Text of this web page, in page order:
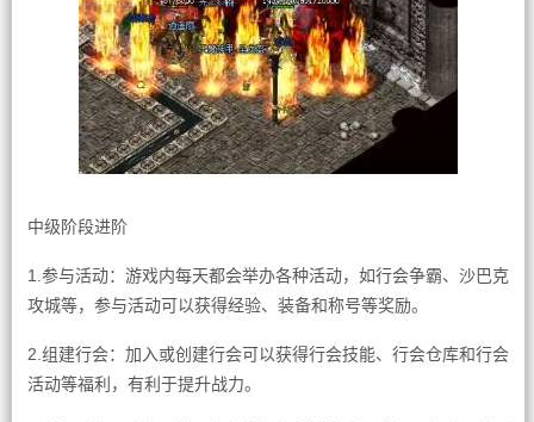
中级阶段进阶
1.参与活动：游戏内每天都会举办各种活动，如行会争霸、沙巴克
攻城等，参与活动可以获得经验、装备和称号等奖励。
2.组建行会：加入或创建行会可以获得行会技能、行会仓库和行会
活动等福利，有利于提升战力。